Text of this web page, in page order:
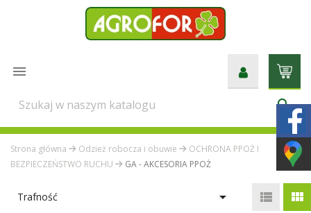

search
Strona główna Odzież robocza i obuwie
OCHRONA PPOŻ I
BEZPIECZEŃSTWO RUCHU
GA - AKCESORIA PPOŻ
Trafność   